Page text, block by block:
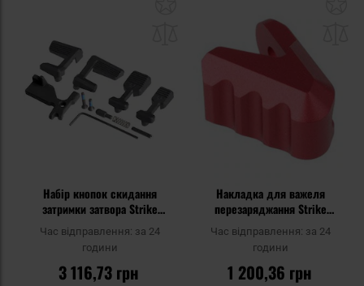
уподобань
Набір кнопок скидання
затримки затвора Strike
Industries AR Modular Bolt
Catch для гвинтівок AR-15 -
Black
Час відправлення: за 24
години
3 116,73 грн
Накладка для важеля
перезаряджання Strike
Industries ISO Tab - Red
Час відправлення: за 24
години
1 200,36 грн